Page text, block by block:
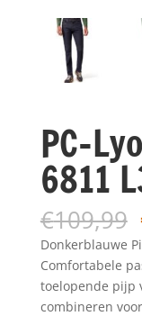
PC-
6811
€109,99
Donkerblauwe
Comfortabele
toelopende pijp
combineren